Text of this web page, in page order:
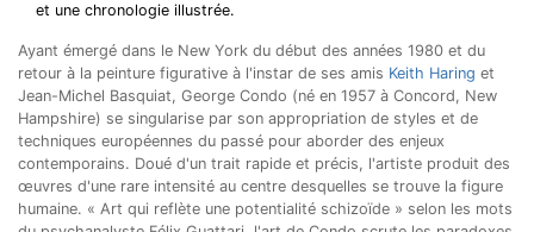
et une chronologie illustrée.
Ayant émergé dans le New York du début des années 1980 et du
retour à la peinture figurative à l'instar de ses amis Keith Haring et
Jean-Michel Basquiat, George Condo (né en 1957 à Concord, New
Hampshire) se singularise par son appropriation de styles et de
techniques européennes du passé pour aborder des enjeux
contemporains. Doué d'un trait rapide et précis, l'artiste produit des
œuvres d'une rare intensité au centre desquelles se trouve la figure
humaine. « Art qui reflète une potentialité schizoïde » selon les mots